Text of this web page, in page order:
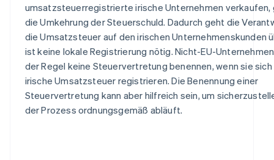
umsatzsteuerregistrierte irische Unternehmen verkaufen,
die Umkehrung der Steuerschuld. Dadurch geht die
die Umsatzsteuer auf den irischen Unternehmenskunden
ist keine lokale Registrierung nötig. Nicht-EU-
der Regel keine Steuervertretung benennen, wenn sie
irische Umsatzsteuer registrieren. Die Benennung einer
Steuervertretung kann aber hilfreich sein, um
der Prozess ordnungsgemäß abläuft.